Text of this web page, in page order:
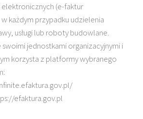
(e-faktur
każdym przypadku udzielenia
usługi lub roboty budowlane.
jednostkami organizacyjnymi i
korzysta z platformy wybranego
efaktura.gov.pl